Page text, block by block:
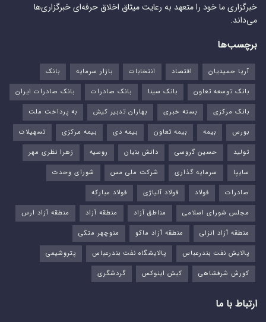
خبرگزاری ما خود را متعهد به رعایت میثاق اخلاق حرفه‌ای خبرگزاری‌ها
می‌داند.
برچسب‌ها
آریا حمیدیان اقتصاد انتخابات بازار سرمایه
بانک
بانک توسعه تعاون
بانک سینا بانک صادرات
بانک صادرات ایران
بانک مرکزی
بسته خبری بهاران تدبیر کیش
به پرداخت ملت
بورس‌
بیمه بیمه تعاون بیمه دی بیمه مرکزی
تسهیلات
تولید
حسین گروسی دانش بنیان روسیه
زهرا نظری مهر
سایپا
سرمایه گذاری شرکت ملی مس
شورای وحدت
صادرات
فولاد فولاد آلیاژی
فولاد مبارکه
مجلس شورای اسلامی
مناطق آزاد منطقه آزاد
منطقه آزاد ارس
منطقه آزاد انزلی
منطقه آزاد ماکو
منوچهر متکی
پالایش نفت بندرعباس
پالایشگاه نفت بندرعباس
پتروشیمی
کورش شرفشاهی
کیش اینوکس گردشگری
ارتباط با ما